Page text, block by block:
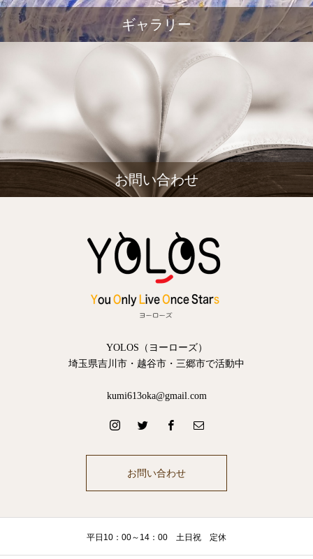
ギャラリー
お問い合わせ
YOLOS（ヨーローズ）
埼玉県吉川市・越谷市・三郷市で活動中
kumi613oka@gmail.com
お問い合わせ
平日10：00～14：00 土日祝 定休